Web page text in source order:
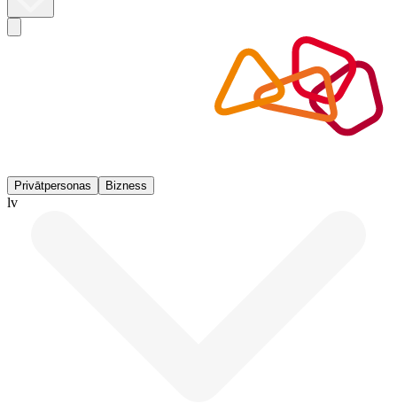
Privātpersonas Bizness
lv